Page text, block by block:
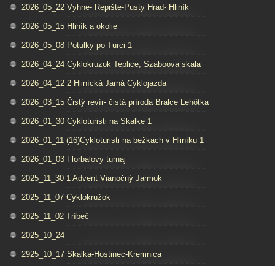
2026_05_22 Vyhne- Repište-Pusty Hrad- Hliník
2026_05_15 Hliník a okolie
2026_05_08 Potulky po Turci 1
2026_04_24 Cyklokruzok Teplice, Szaboova skala
2026_04_12 2 Hlinícká Jarná Cyklojazda
2026_03_15 Čistý revír- čistá príroda Bralce Lehôtka
2026_01_30 Cykloturisti na Skalke 1
2026_01_11 (16)Cykloturisti na bežkach v Hliníku 1
2026_01_03 Florbalovy turnaj
2025_11_30 1 Advent Vianočný Jarmok
2025_11_07 Cyklokružok
2025_11_02 Tríbeč
2025_10_24
2925_10_17 Skalka-Hostinec-Kremnica